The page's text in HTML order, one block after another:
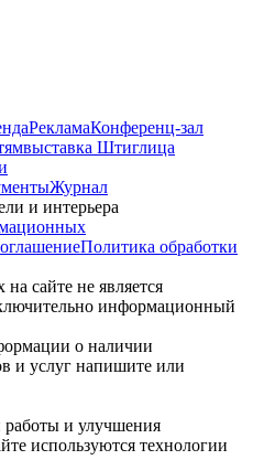
РекламаКонференц-зал
выставка Штиглица
Журнал
и интерьера
Политика обработки
сайте не является
информационный
о наличии
и услуг напишите или
работы и улучшения
используются технологии